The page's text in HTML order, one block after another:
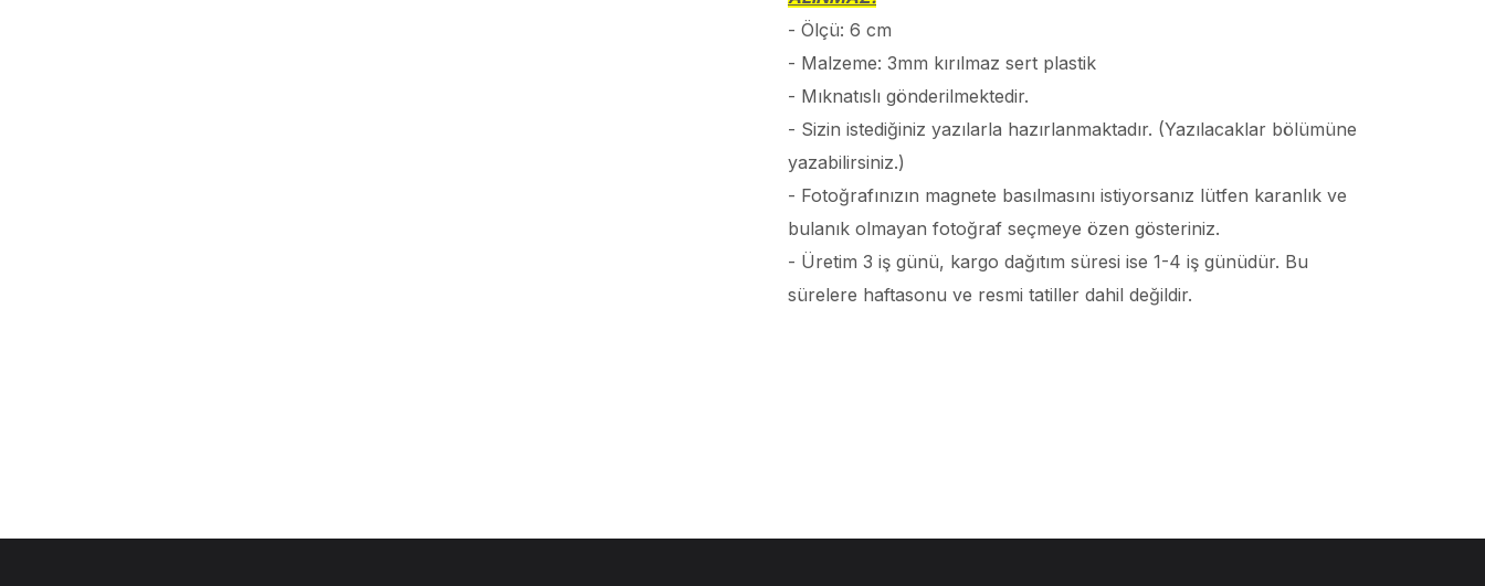
- Ölçü: 6 cm
- Malzeme: 3mm kırılmaz sert plastik
- Mıknatıslı gönderilmektedir.
- Sizin istediğiniz yazılarla hazırlanmaktadır. (Yazılacaklar bölümüne
yazabilirsiniz.)
- Fotoğrafınızın magnete basılmasını istiyorsanız lütfen karanlık ve
bulanık olmayan fotoğraf seçmeye özen gösteriniz.
- Üretim 3 iş günü, kargo dağıtım süresi ise 1-4 iş günüdür. Bu
sürelere haftasonu ve resmi tatiller dahil değildir.